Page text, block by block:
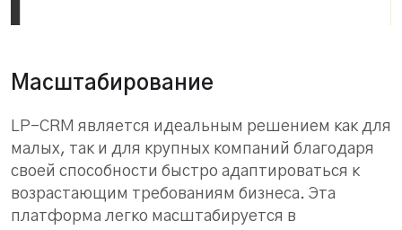
Масштабирование
LP-CRM является идеальным решением как для
малых, так и для крупных компаний благодаря
своей способности быстро адаптироваться к
возрастающим требованиям бизнеса. Эта
платформа легко масштабируется в